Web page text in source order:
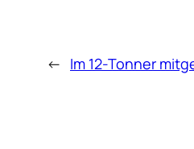
← Im 12-Tonner